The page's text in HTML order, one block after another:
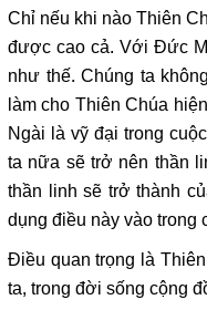
Chỉ nếu khi nào Thiên
được cao cả. Với Đức
như thế. Chúng ta
làm cho Thiên Chúa
Ngài là vỹ đại trong
ta nữa sẽ trở nên thần
thần linh sẽ trở thành
dụng điều này vào trong
Điều quan trọng là
ta, trong đời sống cộng